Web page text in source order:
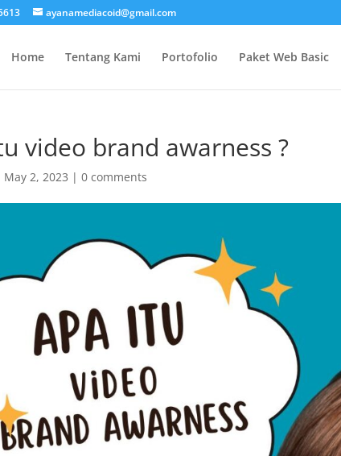
ayanamediacoid@gmail.com
Home Tentang Kami Portofolio Paket Web Basic
video brand awarness ?
May 2, 2023 |0 comments